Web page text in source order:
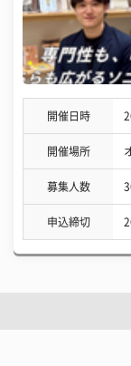
開催日時
開催場所
募集人数
申込締切